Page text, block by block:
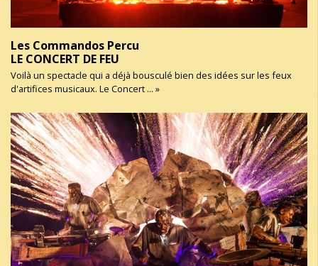
Les Commandos Percu
LE CONCERT DE FEU
Voilà un spectacle qui a déjà bousculé bien des idées sur les feux
d'artifices musicaux. Le Concert ... »